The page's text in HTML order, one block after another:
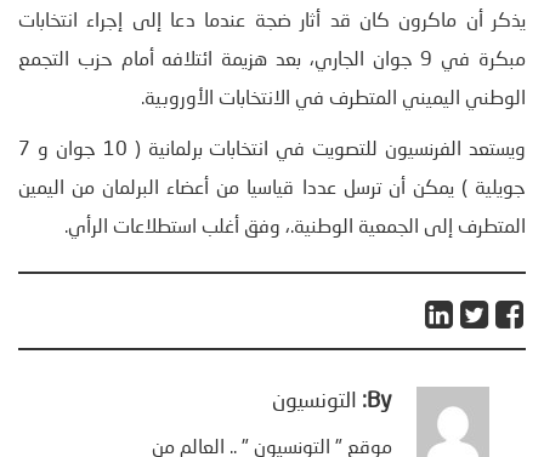
يذكر أن ماكرون كان قد أثار ضجة عندما دعا إلى إجراء انتخابات
مبكرة في 9 جوان الجاري، بعد هزيمة ائتلافه أمام حزب التجمع
الوطني اليميني المتطرف في الانتخابات الأوروبية.
ويستعد الفرنسيون للتصويت في انتخابات برلمانية ( 10 جوان و 7
جويلية ) يمكن أن ترسل عددا قياسيا من أعضاء البرلمان من اليمين
المتطرف إلى الجمعية الوطنية.، وفق أغلب استطلاعات الرأي.
By: التونسيون
موقع " التونسيون " .. العالم من